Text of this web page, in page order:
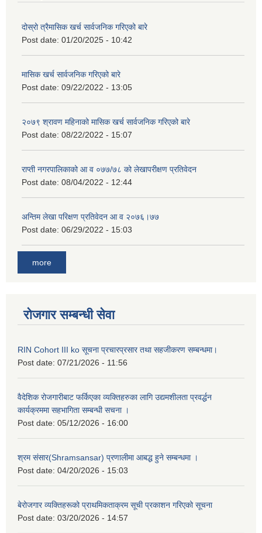
दोस्रो त्रैमासिक खर्च सार्वजनिक गरिएको बारे
Post date: 01/20/2025 - 10:42
मासिक खर्च सार्वजनिक गरिएको बारे
Post date: 09/22/2022 - 13:05
२०७९ श्रावण महिनाको मासिक खर्च सार्वजनिक गरिएको बारे
Post date: 08/22/2022 - 15:07
राप्ती नगरपालिकाको आ व ०७७/७८ को लेखापरीक्षण प्रतिवेदन
Post date: 08/04/2022 - 12:44
अन्तिम लेखा परिक्षण प्रतिवेदन आ व २०७६।७७
Post date: 06/29/2022 - 15:03
more
रोजगार सम्बन्धी सेवा
RIN Cohort III ko सूचना प्रचारप्रसार तथा सहजीकरण सम्बन्धमा।
Post date: 07/21/2026 - 11:56
वैदेशिक रोजगारीबाट फर्किएका व्यक्तिहरुका लागि उद्यमशीलता प्रवर्द्धन
कार्यक्रममा सहभागिता सम्बन्धी सचना ।
Post date: 05/12/2026 - 16:00
श्रम संसार(Shramsansar) प्रणालीमा आबद्ध हुने सम्बन्धमा ।
Post date: 04/20/2026 - 15:03
बेरोजगार व्यक्तिहरूको प्राथमिकताक्रम सूची प्रकाशन गरिएको सूचना
Post date: 03/20/2026 - 14:57